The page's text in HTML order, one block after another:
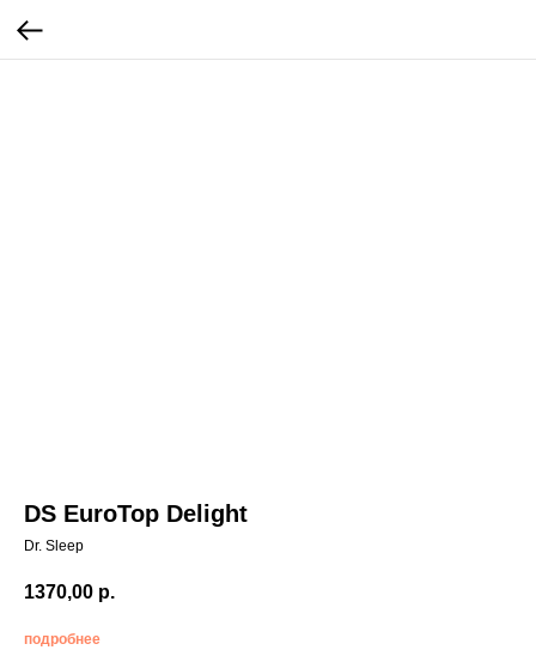
DS EuroTop Delight
Dr. Sleep
1370,00 р.
подробнее